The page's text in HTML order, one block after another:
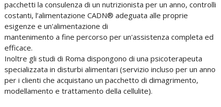
pacchetti la consulenza di un nutrizionista per un anno, controlli
costanti, l’alimentazione CADN® adeguata alle proprie
esigenze e un'alimentazione di
mantenimento a fine percorso per un'assistenza completa ed
efficace.
Inoltre gli studi di Roma dispongono di una psicoterapeuta
specializzata in disturbi alimentari (servizio incluso per un anno
per i clienti che acquistano un pacchetto di dimagrimento,
modellamento e trattamento della cellulite).